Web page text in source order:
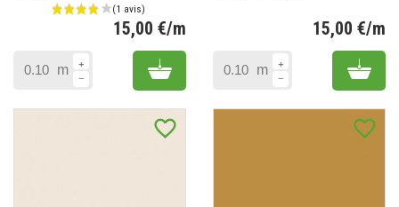
15,00 €/m
m Add to cart
15,00 €/m
m Add
favorite_border favorite_border